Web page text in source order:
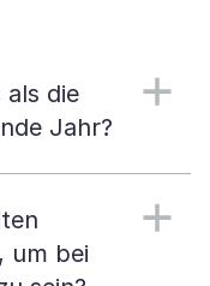
als die
Jahr?
um bei